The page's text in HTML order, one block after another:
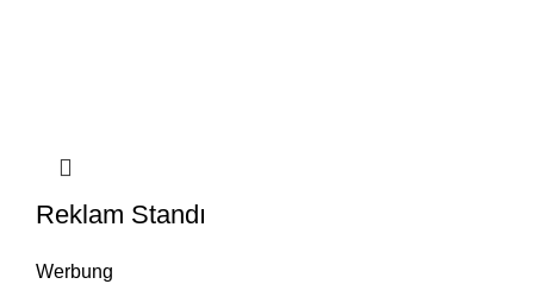
Reklam Standı
Werbung